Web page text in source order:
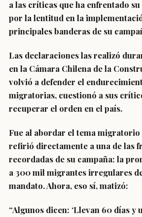
a las críticas que ha enfrentado
por la lentitud en la
principales banderas de su
Las declaraciones las realizó
en la Cámara Chilena de la
volvió a defender el
migratorias, cuestionó a sus
recuperar el orden en el país.
Fue al abordar el tema migratorio
refirió directamente a una de las
recordadas de su campaña: la
a 300 mil migrantes irregulares
mandato. Ahora, eso sí, matizó:
“Algunos dicen: ‘Llevan 60 días y